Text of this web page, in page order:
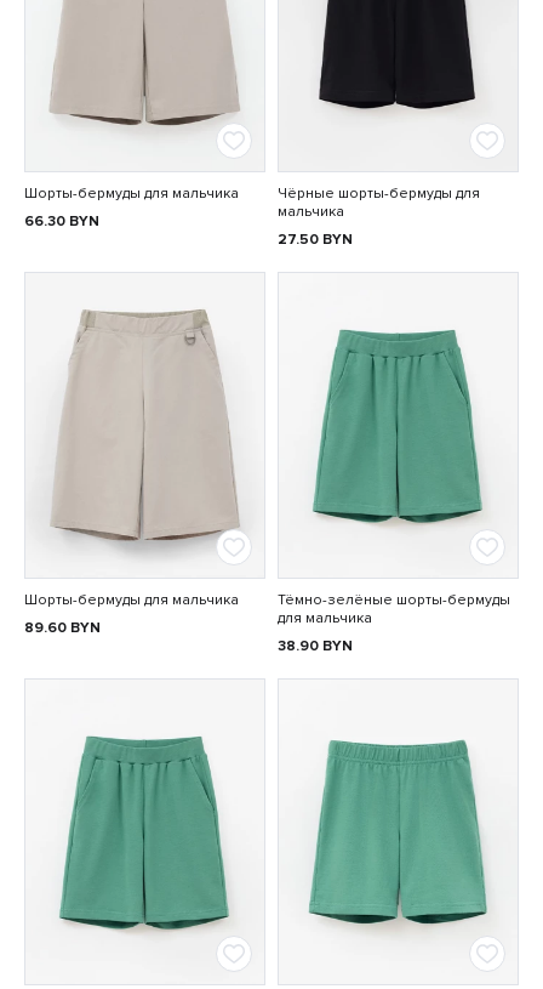
Шорты-бермуды для мальчика
66.30 BYN
Чёрные шорты-бермуды для
мальчика
27.50 BYN
Шорты-бермуды для мальчика
89.60 BYN
Тёмно-зелёные шорты-бермуды
для мальчика
38.90 BYN